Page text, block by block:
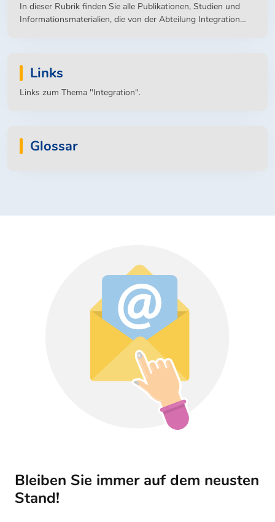
In dieser Rubrik finden Sie alle Publikationen, Studien und
Informationsmaterialien, die von der Abteilung Integration
Links
Links zum Thema "Integration".
Glossar
Bleiben Sie immer auf dem neusten
Stand!